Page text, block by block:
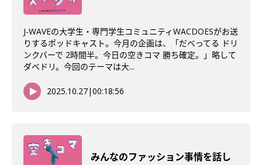
J-WAVEの大学生・専門学生コミュニティWACDOESがお送
りするポッドキャスト。今月の企画は、「だべってる ドリ
ンクバーで 2時間半。今日の空きコマ 勝ち確定。」略して
ダベドリ。今回のテーマは大...
2025.10.27|00:18:56
みんなのファッション事情を話し